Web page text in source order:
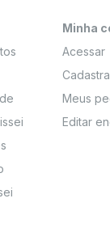
Minha
Acessar
Meus
Editar